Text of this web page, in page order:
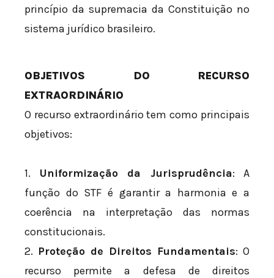
princípio da supremacia da Constituição no
sistema jurídico brasileiro.
OBJETIVOS DO RECURSO
EXTRAORDINÁRIO
O recurso extraordinário tem como principais
objetivos:
1. Uniformização da Jurisprudência: A
função do STF é garantir a harmonia e a
coerência na interpretação das normas
constitucionais.
2. Proteção de Direitos Fundamentais: O
recurso permite a defesa de direitos